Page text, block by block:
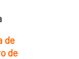
de
de